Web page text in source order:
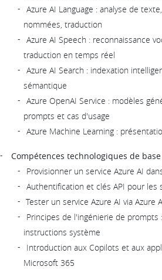
Azure AI Language : analyse de
nommées, traduction
Azure AI Speech : reconnaissance
traduction en temps réel
Azure AI Search : indexation
sémantique
Azure OpenAI Service : modèles
prompts et cas d'usage
Azure Machine Learning :
Compétences technologiques de base
Provisionner un service Azure AI
Authentification et clés API pour les
Tester un service Azure AI via Azure
Principes de l'ingénierie de prompts
instructions système
Introduction aux Copilots et aux
Microsoft 365